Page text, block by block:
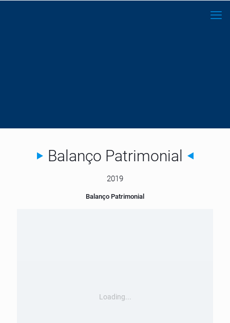
Balanço Patrimonial
2019
Balanço Patrimonial
Loading...